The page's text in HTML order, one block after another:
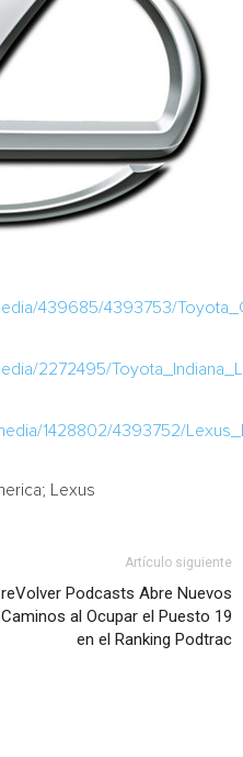
439685/4393753/
2272495/
1428802/4393752/
Lexus
Artículo siguiente
reVolver Podcasts Abre Nuevos
Caminos al Ocupar el Puesto 19
en el Ranking Podtrac